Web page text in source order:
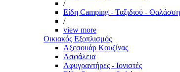
/
Είδη Camping - Ταξιδιού -
/
view more
Οικιακός Εξοπλισμός
Αξεσουάρ Κουζίνας
Ασφάλεια
Αφυγραντήρες - Ιονιστές